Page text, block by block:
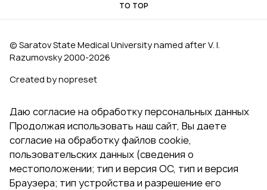
TO TOP
© Saratov State Medical University named after V. I.
Razumovsky 2000‑2026
Created by nopreset
Даю согласие на обработку персональных данных
Продолжая использовать наш сайт, Вы даете
согласие на обработку файлов cookie,
пользовательских данных (сведения о
местоположении; тип и версия ОС, тип и версия
Браузера; тип устройства и разрешение его